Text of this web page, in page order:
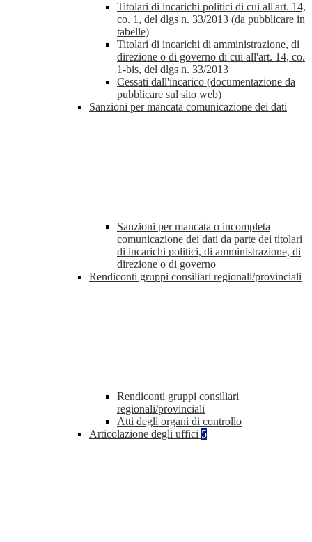
Titolari di incarichi politici di cui all'art. 14,
co. 1, del dlgs n. 33/2013 (da pubblicare in
tabelle)
Titolari di incarichi di amministrazione, di
direzione o di governo di cui all'art. 14, co.
1-bis, del dlgs n. 33/2013
Cessati dall'incarico (documentazione da
pubblicare sul sito web)
Sanzioni per mancata comunicazione dei dati
Sanzioni per mancata o incompleta
comunicazione dei dati da parte dei titolari
di incarichi politici, di amministrazione, di
direzione o di governo
Rendiconti gruppi consiliari regionali/provinciali
Rendiconti gruppi consiliari
regionali/provinciali
Atti degli organi di controllo
Articolazione degli uffici 5